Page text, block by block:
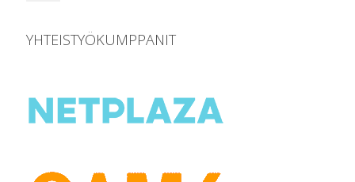
YHTEISTYÖKUMPPANIT